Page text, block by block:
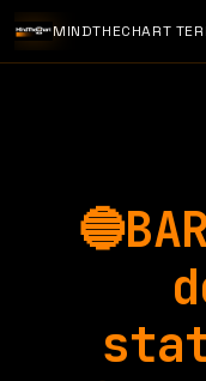
MINDTHECHART